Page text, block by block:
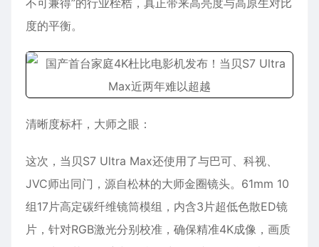
不可兼得”的行业桎梏，真正带来高亮度与高原生对比
度的平衡。
清晰度标杆，大师之眼：
这次，当贝S7 Ultra Max还使用了与巴可、科视、
JVC师出同门，源自松林的大师金圈镜头。61mm 10
组17片高定碳纤维镜筒模组，内含3片超低色散ED镜
片，针对RGB激光分别校准，确保精准4K成像，画质